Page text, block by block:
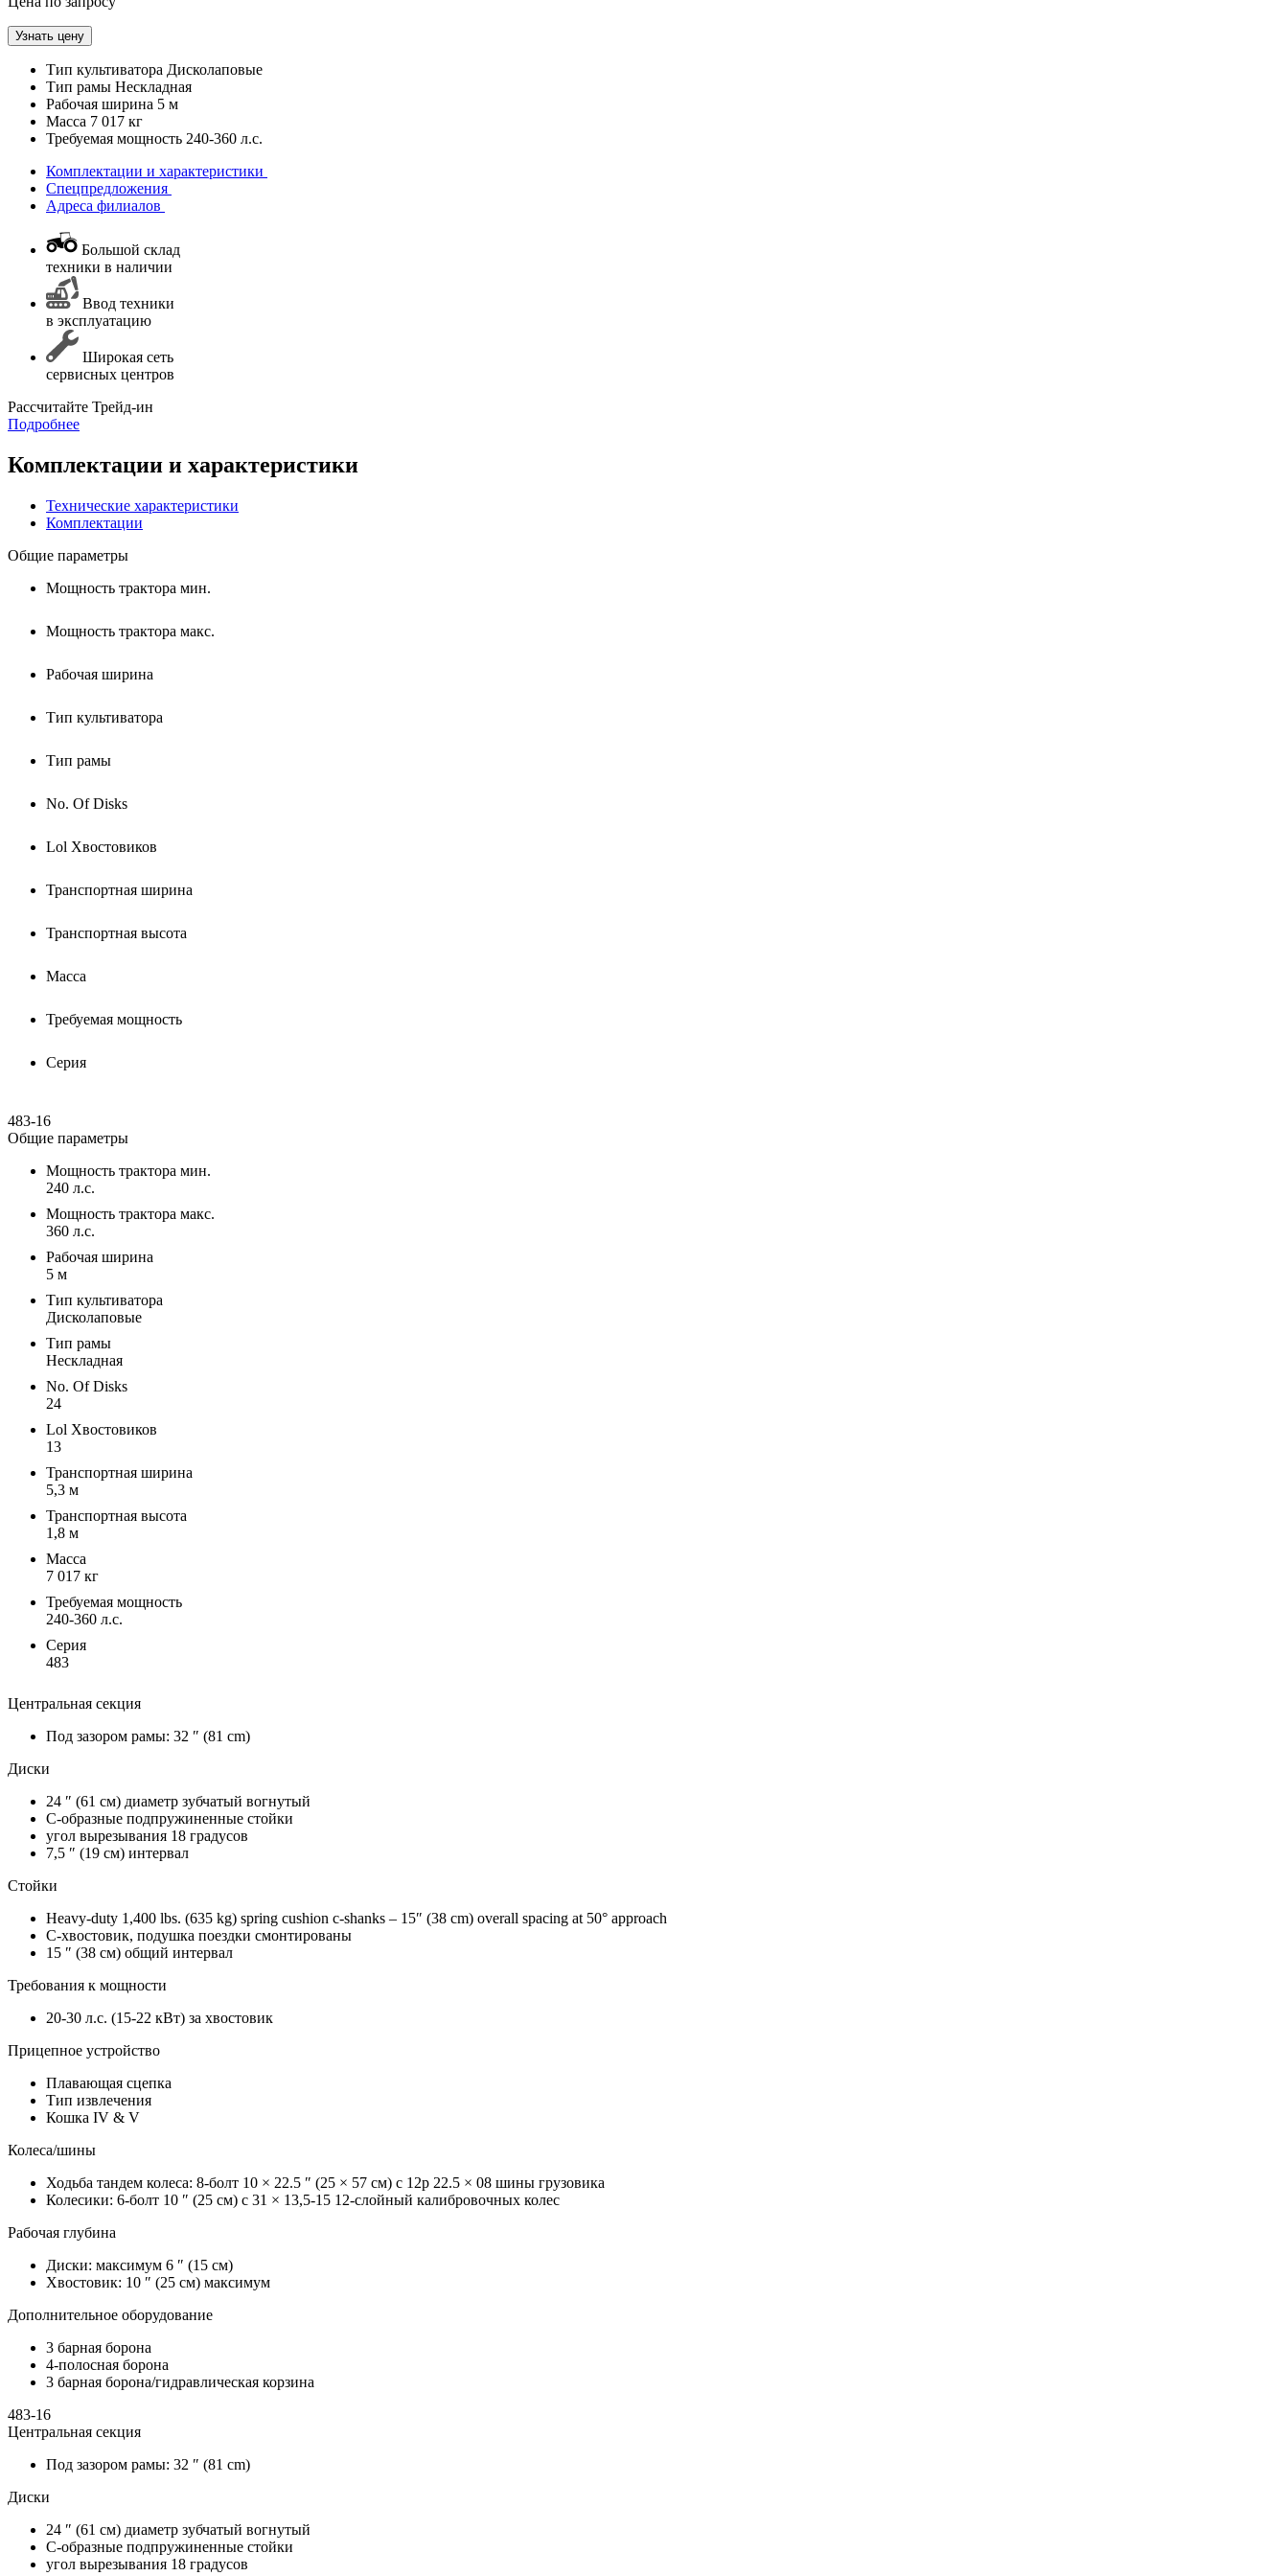
Узнать цену
Тип культиватора Дисколаповые
Тип рамы Нескладная
Рабочая ширина 5 м
Масса 7 017 кг
Требуемая мощность 240-360 л.с.
Комплектации и характеристики
Спецпредложения
Адреса филиалов
Большой склад
техники в наличии
Ввод техники
в эксплуатацию
Широкая сеть
сервисных центров
Раcсчитайте Трейд-ин
Подробнее
Комплектации и характеристики
Технические характеристики
Комплектации
Общие параметры
Мощность трактора мин.
Мощность трактора макс.
Рабочая ширина
Тип культиватора
Тип рамы
No. Of Disks
Lol Хвостовиков
Транспортная ширина
Транспортная высота
Масса
Требуемая мощность
Серия
483-16
Общие параметры
Мощность трактора мин.
240 л.с.
Мощность трактора макс.
360 л.с.
Рабочая ширина
5 м
Тип культиватора
Дисколаповые
Тип рамы
Нескладная
No. Of Disks
24
Lol Хвостовиков
13
Транспортная ширина
5,3 м
Транспортная высота
1,8 м
Масса
7 017 кг
Требуемая мощность
240-360 л.с.
Серия
483
Центральная секция
Под зазором рамы: 32 ″ (81 cm)
Диски
24 ″ (61 см) диаметр зубчатый вогнутый
С-образные подпружиненные стойки
угол вырезывания 18 градусов
7,5 ″ (19 см) интервал
Стойки
Heavy-duty 1,400 lbs. (635 kg) spring cushion c-shanks – 15″ (38 cm) overall spacing at 50° approach
C-хвостовик, подушка поездки смонтированы
15 ″ (38 см) общий интервал
Требования к мощности
20-30 л.с. (15-22 кВт) за хвостовик
Прицепное устройство
Плавающая сцепка
Тип извлечения
Кошка IV & V
Колеса/шины
Ходьба тандем колеса: 8-болт 10 × 22.5 ″ (25 × 57 см) с 12р 22.5 × 08 шины грузовика
Колесики: 6-болт 10 ″ (25 см) с 31 × 13,5-15 12-слойный калибровочных колес
Рабочая глубина
Диски: максимум 6 ″ (15 см)
Хвостовик: 10 ″ (25 см) максимум
Дополнительное оборудование
3 барная борона
4-полосная борона
3 барная борона/гидравлическая корзина
483-16
Центральная секция
Под зазором рамы: 32 ″ (81 cm)
Диски
24 ″ (61 см) диаметр зубчатый вогнутый
С-образные подпружиненные стойки
угол вырезывания 18 градусов